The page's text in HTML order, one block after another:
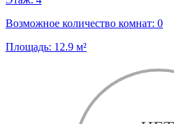
Возможное количество комнат: 0
Площадь: 12.9 м²